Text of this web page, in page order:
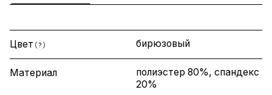
Цвет ? бирюзовый
Материал
полиэстер 80%, спандекс
20%